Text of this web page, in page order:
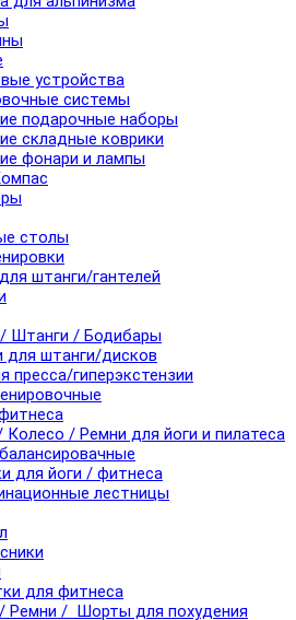
устройства
системы
подарочные наборы
складные коврики
фонари и лампы
столы
штанги/гантелей
Штанги / Бодибары
для штанги/дисков
пресса/гиперэкстензии
Колесо / Ремни для йоги и пилатеса
для йоги / фитнеса
лестницы
для фитнеса
Ремни / Шорты для похудения